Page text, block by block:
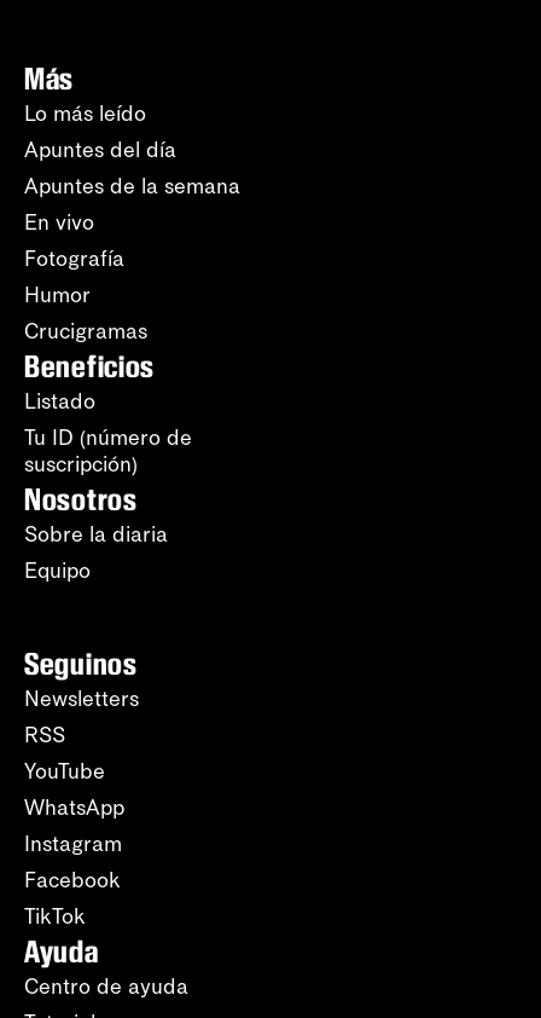
Más
Lo más leído
Apuntes del día
Apuntes de la semana
En vivo
Fotografía
Humor
Crucigramas
Beneficios
Listado
Tu ID (número de
suscripción)
Nosotros
Sobre la diaria
Equipo
Seguinos
Newsletters
RSS
YouTube
WhatsApp
Instagram
Facebook
TikTok
Ayuda
Centro de ayuda